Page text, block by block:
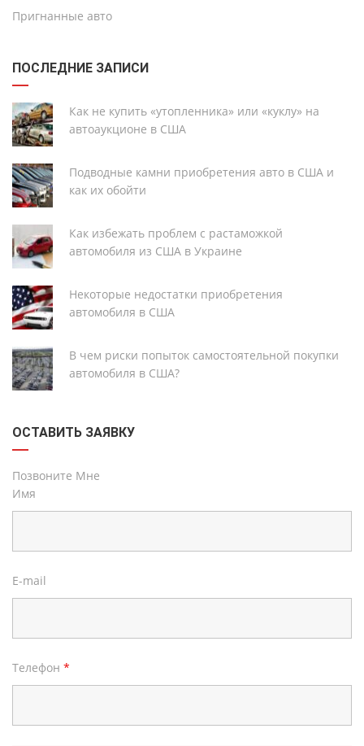
Пригнанные авто
ПОСЛЕДНИЕ ЗАПИСИ
Как не купить «утопленника» или «куклу» на
автоаукционе в США
Подводные камни приобретения авто в США и
как их обойти
Как избежать проблем с растаможкой
автомобиля из США в Украине
Некоторые недостатки приобретения
автомобиля в США
В чем риски попыток самостоятельной покупки
автомобиля в США?
ОСТАВИТЬ ЗАЯВКУ
Позвоните Мне
Имя
E-mail
Телефон *